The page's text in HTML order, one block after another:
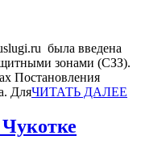
была введена
зонами (СЗЗ).
Постановления
ДляЧИТАТЬ ДАЛЕЕ